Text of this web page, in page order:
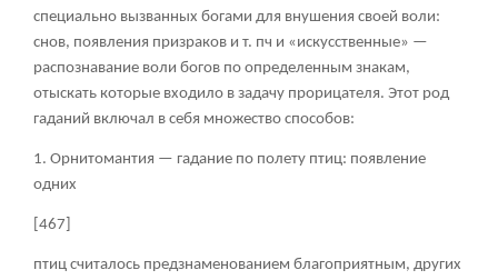
специально вызванных богами для внушения своей воли:
снов, появления призраков и т. пч и «искусственные» —
распознавание воли богов по определенным знакам,
отыскать которые входило в задачу прорицателя. Этот род
гаданий включал в себя множество способов:
1. Орнитомантия — гадание по полету птиц: появление
одних
[467]
птиц считалось предзнаменованием благоприятным, других